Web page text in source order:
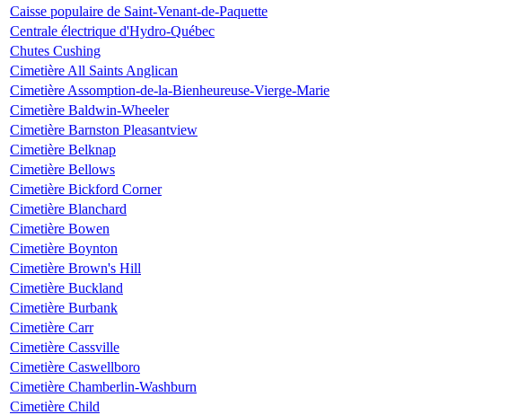
Caisse populaire de Saint-Venant-de-Paquette
Centrale électrique d'Hydro-Québec
Chutes Cushing
Cimetière All Saints Anglican
Cimetière Assomption-de-la-Bienheureuse-Vierge-Marie
Cimetière Baldwin-Wheeler
Cimetière Barnston Pleasantview
Cimetière Belknap
Cimetière Bellows
Cimetière Bickford Corner
Cimetière Blanchard
Cimetière Bowen
Cimetière Boynton
Cimetière Brown's Hill
Cimetière Buckland
Cimetière Burbank
Cimetière Carr
Cimetière Cassville
Cimetière Caswellboro
Cimetière Chamberlin-Washburn
Cimetière Child